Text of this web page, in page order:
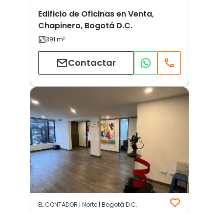
Edificio de Oficinas en Venta,
Chapinero, Bogotá D.C.
Contactar
EL CONTADOR | Norte | Bogotá D.C.